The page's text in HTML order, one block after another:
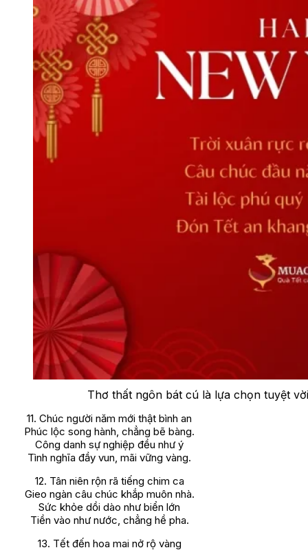
Thơ thất ngôn bát cú là lựa chọn tuyệt
11. Chúc người năm mới thật bình an
Phúc lộc song hành, chẳng bẽ bàng.
Công danh sự nghiệp đều như ý
Tình nghĩa đầy vun, mãi vững vàng.
12. Tân niên rộn rã tiếng chim ca
Gieo ngàn câu chúc khắp muôn nhà.
Sức khỏe dồi dào như biển lớn
Tiền vào như nước, chẳng hề pha.
13. Tết đến hoa mai nở rộ vàng